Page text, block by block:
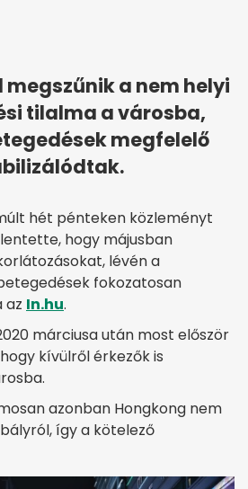
megszűnik a nem helyi
tilalma a városba,
megfelelő
hét pénteken közleményt
hogy májusban
lévén a
fokozatosan
az In.hu.
márciusa után most először
kívülről érkezők is
azonban Hongkong nem
így a kötelező